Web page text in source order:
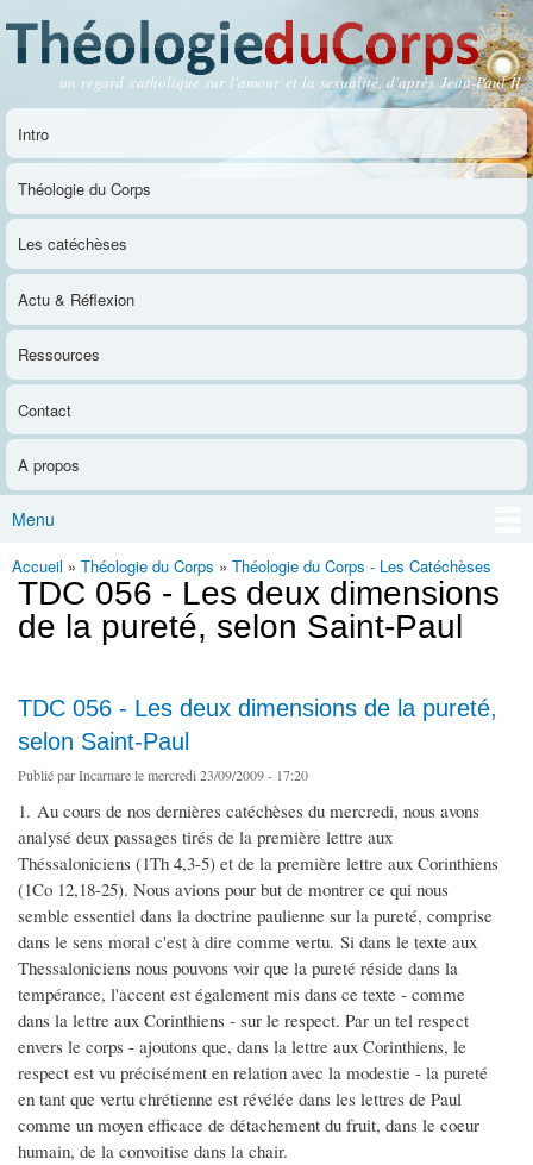
contenu
principal
Théologie du Corps
un regard catholique sur l'amour et la sexualité, d'après Jean-Paul II
Menu principal
Intro
Théologie du Corps
Les catéchèses
Actu & Réflexion
Ressources
Contact
A propos
Menu
Vous êtes ici
Accueil » Théologie du Corps » Théologie du Corps - Les Catéchèses
TDC 056 - Les deux dimensions
de la pureté, selon Saint-Paul
TDC 056 - Les deux dimensions de la pureté,
selon Saint-Paul
Publié parIncarnarele mercredi 23/09/2009 - 17:20
1. Au cours de nos dernières catéchèses du mercredi, nous avons
analysé deux passages tirés de la première lettre aux
Théssaloniciens (1Th 4,3-5) et de la première lettre aux Corinthiens
(1Co 12,18-25). Nous avions pour but de montrer ce qui nous
semble essentiel dans la doctrine paulienne sur la pureté, comprise
dans le sens moral c'est à dire comme vertu. Si dans le texte aux
Thessaloniciens nous pouvons voir que la pureté réside dans la
tempérance, l'accent est également mis dans ce texte - comme
dans la lettre aux Corinthiens - sur le respect. Par un tel respect
envers le corps - ajoutons que, dans la lettre aux Corinthiens, le
respect est vu précisément en relation avec la modestie - la pureté
en tant que vertu chrétienne est révélée dans les lettres de Paul
comme un moyen efficace de détachement du fruit, dans le coeur
humain, de la convoitise dans la chair.